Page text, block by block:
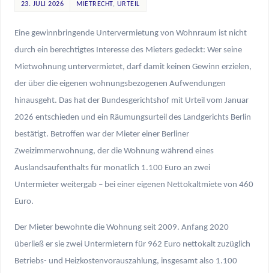
23. JULI 2026 MIETRECHT, URTEIL
Eine gewinnbringende Untervermietung von Wohnraum ist nicht
durch ein berechtigtes Interesse des Mieters gedeckt: Wer seine
Mietwohnung untervermietet, darf damit keinen Gewinn erzielen,
der über die eigenen wohnungsbezogenen Aufwendungen
hinausgeht. Das hat der Bundesgerichtshof mit Urteil vom Januar
2026 entschieden und ein Räumungsurteil des Landgerichts Berlin
bestätigt. Betroffen war der Mieter einer Berliner
Zweizimmerwohnung, der die Wohnung während eines
Auslandsaufenthalts für monatlich 1.100 Euro an zwei
Untermieter weitergab – bei einer eigenen Nettokaltmiete von 460
Euro.
Der Mieter bewohnte die Wohnung seit 2009. Anfang 2020
überließ er sie zwei Untermietern für 962 Euro nettokalt zuzüglich
Betriebs- und Heizkostenvorauszahlung, insgesamt also 1.100